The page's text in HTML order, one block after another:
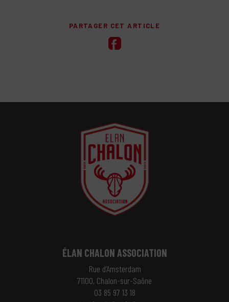
PARTAGER CET ARTICLE
ÉLAN CHALON ASSOCIATION
Rue d’Amsterdam
71100, Chalon-sur-Saône
03 85 97 13 18